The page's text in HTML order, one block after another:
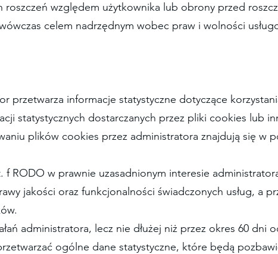
względem użytkownika lub obrony przed
celem nadrzędnym wobec praw i wolności
przetwarza informacje statystyczne dotyczące
statystycznych dostarczanych przez pliki cookies lub
plików cookies przez administratora znajdują się w
RODO w prawnie uzasadnionym interesie
jakości oraz funkcjonalności świadczonych usług, a
administratora, lecz nie dłużej niż przez okres 60 dni
ogólne dane statystyczne, które będą